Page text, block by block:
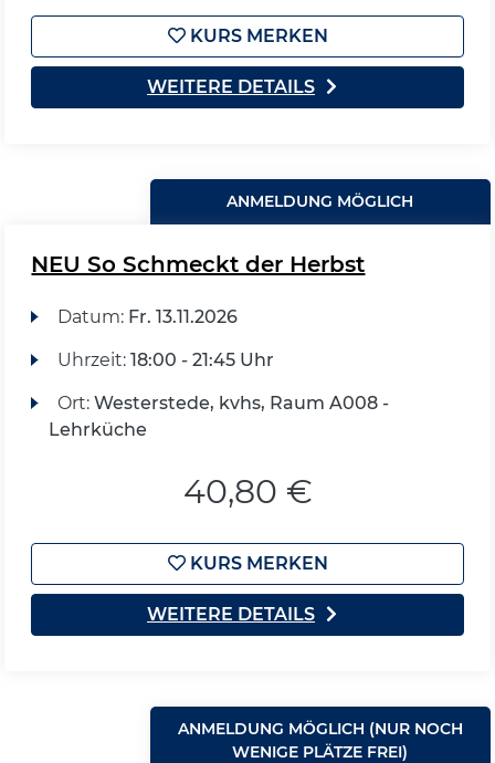
KURS MERKEN
WEITERE DETAILS
ANMELDUNG MÖGLICH
NEU So Schmeckt der Herbst
Datum: Fr. 13.11.2026
Uhrzeit: 18:00 - 21:45 Uhr
Ort: Westerstede, kvhs, Raum A008 -
Lehrküche
40,80 €
KURS MERKEN
WEITERE DETAILS
ANMELDUNG MÖGLICH (NUR NOCH
WENIGE PLÄTZE FREI)